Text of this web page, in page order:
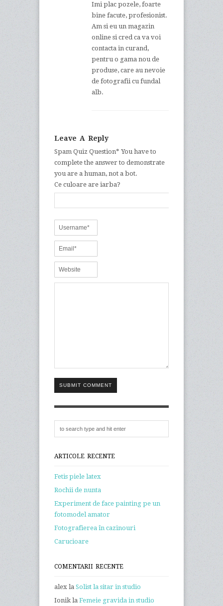
Imi plac pozele, foarte
bine facute, profesionist.
Am si eu un magazin
online si cred ca va voi
contacta in curand,
pentru o gama nou de
produse, care au nevoie
de fotografii cu fundal
alb.
Leave A Reply
Spam Quiz Question* You have to
complete the answer to demonstrate
you are a human, not a bot.
Ce culoare are iarba?
SUBMIT COMMENT
ARTICOLE RECENTE
Fetis piele latex
Rochii de nunta
Experiment de face painting pe un
fotomodel amator
Fotografierea în cazinouri
Carucioare
COMENTARII RECENTE
alex la Solist la sitar in studio
Ionik la Femeie gravida in studio